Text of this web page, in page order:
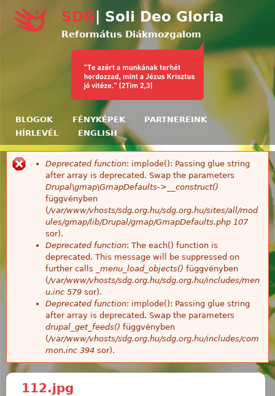
Ugrás a tartalomra
SDG | Soli Deo Gloria
Református Diákmozgalom
BLOGOK FÉNYKÉPEK
PARTNEREINK
HÍRLEVÉL
ENGLISH
Hibaüzenet
Deprecated function: implode(): Passing glue string
after array is deprecated. Swap the parameters
Drupal\gmap\GmapDefaults->__construct()
függvényben
(/var/www/vhosts/sdg.org.hu/sdg.org.hu/sites/all/mod
ules/gmap/lib/Drupal/gmap/GmapDefaults.php 107
sor).
Deprecated function: The each() function is
deprecated. This message will be suppressed on
further calls
_menu_load_objects() függvényben
(/var/www/vhosts/sdg.org.hu/sdg.org.hu/includes/men
u.inc 579 sor).
Deprecated function: implode(): Passing glue string
after array is deprecated. Swap the parameters
drupal_get_feeds() függvényben
(/var/www/vhosts/sdg.org.hu/sdg.org.hu/includes/com
mon.inc 394 sor).
112.jpg